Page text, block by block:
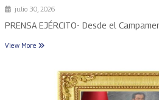
julio 30, 2026
PRENSA EJÉRCITO- Desde el
View More